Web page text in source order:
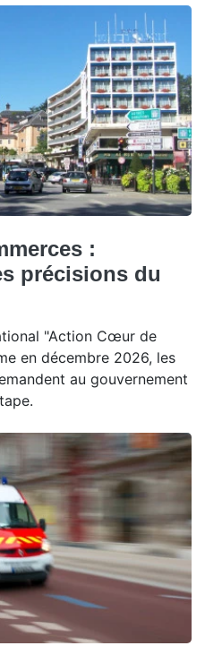
:
précisions du
"Action Cœur de
en décembre 2026, les
au gouvernement